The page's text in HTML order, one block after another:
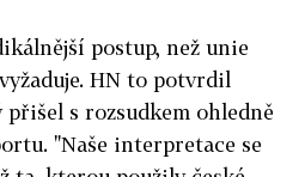
postup, než unie
HN to potvrdil
s rozsudkem ohledně
"Naše interpretace se